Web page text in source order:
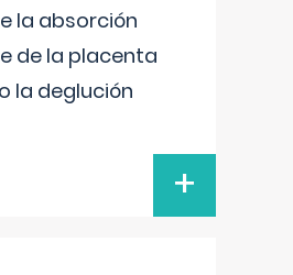
la absorción
de la placenta
la deglución
+